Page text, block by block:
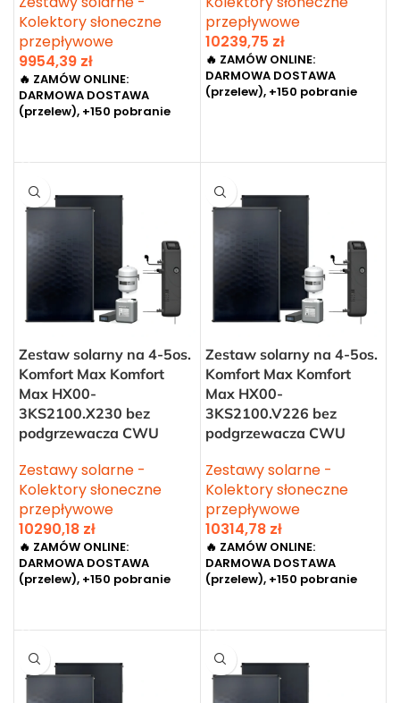
Kolektory słoneczne
przepływowe
9954,39 zł
🔥 ZAMÓW ONLINE:
DARMOWA DOSTAWA
(przelew), +150 pobranie
przepływowe
10239,75 zł
🔥 ZAMÓW ONLINE:
DARMOWA DOSTAWA
(przelew), +150 pobranie
Zestaw solarny na 4-5os.
Komfort Max Komfort
Max HX00-
3KS2100.X230 bez
podgrzewacza CWU
Zestawy solarne -
Kolektory słoneczne
przepływowe
10290,18 zł
🔥 ZAMÓW ONLINE:
DARMOWA DOSTAWA
(przelew), +150 pobranie
Zestaw solarny na 4-5os.
Komfort Max Komfort
Max HX00-
3KS2100.V226 bez
podgrzewacza CWU
Zestawy solarne -
Kolektory słoneczne
przepływowe
10314,78 zł
🔥 ZAMÓW ONLINE:
DARMOWA DOSTAWA
(przelew), +150 pobranie